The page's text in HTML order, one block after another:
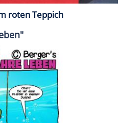
roten Teppich